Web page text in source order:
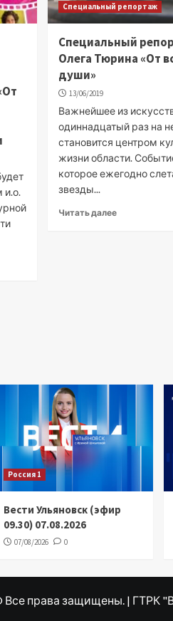
и.о.
Специальный репортаж
Специальный
Олега Тюрина «От
души»
13/06/2019
Важнейшее из
одиннадцатый раз на
становится центром
жизни области.
которое ежегодно
звезды...
Читать далее
Россия 1
Вести Ульяновск (эфир
09.30) 07.08.2026
07/08/2026 0
Все права защищены. | ГТРК